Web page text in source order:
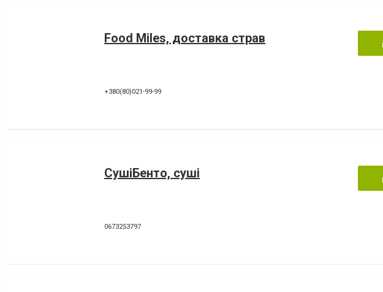
Food Miles, доставка страв
+380(80)021-99-99
СушіБенто, суші
0673253797